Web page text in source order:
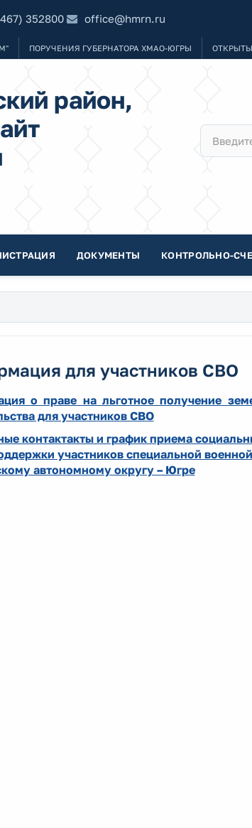
352800 office@hmrn.ru
ПОРУЧЕНИЯ ГУБЕРНАТОРА ХМАО-ЮГРЫ
район,
ДОКУМЕНТЫ КОНТРОЛЬНО-
для участников СВО
о праве на льготное получение
для участников СВО
контактакты и график приема
участников специальной
автономному округу – Югре